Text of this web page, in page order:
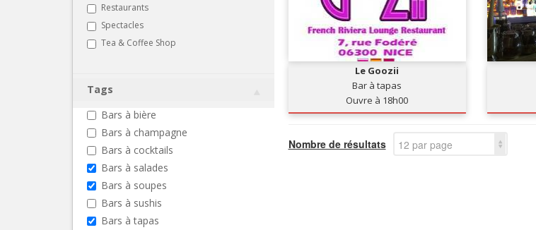
Restaurants
Spectacles
Tea & Coffee Shop
Tags
Bars à bière
Bars à champagne
Bars à cocktails
Bars à salades
Bars à soupes
Bars à sushis
Bars à tapas
Le Goozii
Bar à tapas
Ouvre à 18h00
Nombre de résultats 12 par page